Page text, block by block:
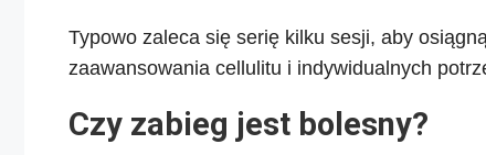
Typowo zaleca się serię kilku sesji, aby
zaawansowania cellulitu i indywidualnych
Czy zabieg jest bolesny?